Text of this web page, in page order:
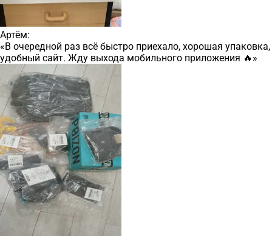
Артём:
«В очередной раз всё быстро приехало, хорошая упаковка,
удобный сайт. Жду выхода мобильного приложения 🔥»